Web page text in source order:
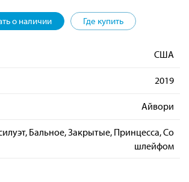
о наличии Где купить
США
2019
Айвори
Бальное, Закрытые, Принцесса, Со
шлейфом